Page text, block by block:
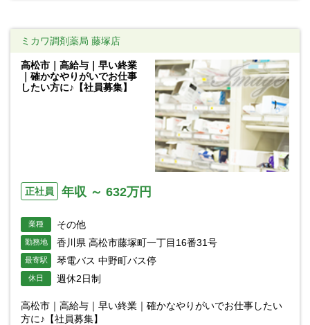
ミカワ調剤薬局 藤塚店
高松市｜高給与｜早い終業
｜確かなやりがいでお仕事
したい方に♪【社員募集】
正社員 年収 ～ 632万円
業種 その他
勤務地 香川県 高松市藤塚町一丁目16番31号
最寄駅 琴電バス 中野町バス停
休日 週休2日制
高松市｜高給与｜早い終業｜確かなやりがいでお仕事したい
方に♪【社員募集】